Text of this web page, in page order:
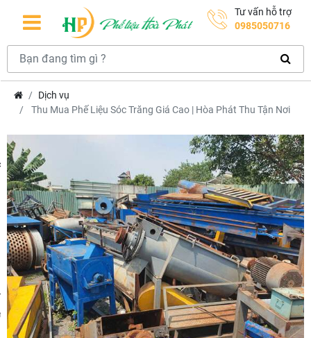
Tư vấn hỗ trợ
0985050716
Dịch vụ
Thu Mua Phế Liệu Sóc Trăng Giá Cao | Hòa Phát Thu Tận Nơi